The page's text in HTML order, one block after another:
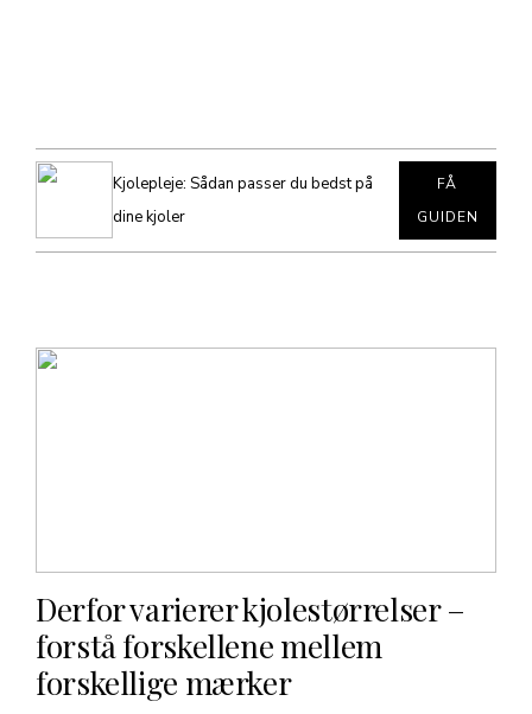
Kjolepleje: Sådan passer du bedst på
dine kjoler
FÅ
GUIDEN
Derfor varierer kjolestørrelser –
forstå forskellene mellem
forskellige mærker